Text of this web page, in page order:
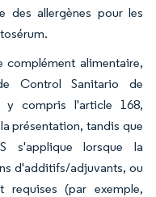
des allergènes pour les
alimentaire,
Control Sanitario de
y compris l'article 168,
présentation, tandis que
s'applique lorsque la
d'additifs/adjuvants, ou
(par exemple,